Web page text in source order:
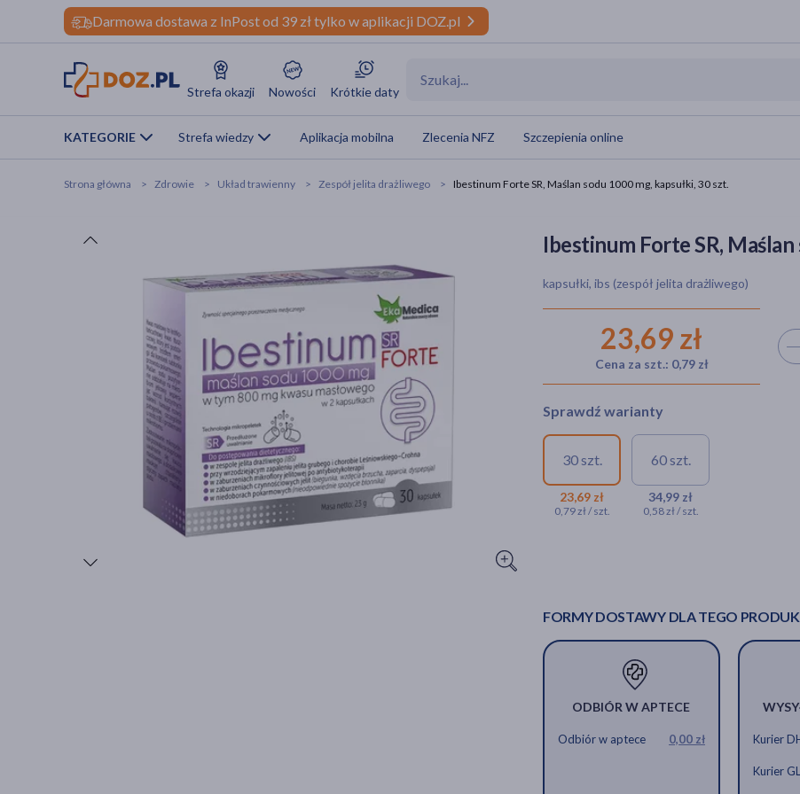
Darmowa dostawa z InPost od 39 zł tylko w aplikacji DOZ.pl
Strefa okazji Nowości Krótkie daty
KATEGORIE Strefa wiedzy Aplikacja mobilna Zlecenia NFZ Szczepienia online
Strona główna Zdrowie Układ trawienny Zespół jelita drażliwego Ibestinum Forte SR, Maślan sodu 1000 mg, kapsułki, 30 szt.
Ibestinum Forte SR,
kapsułki, ibs (zespół jelita drażliwego)
23,69 zł
Cena za szt.: 0,79 zł
Sprawdź warianty
30 szt.
23,69 zł
0,79 zł / szt.
60 szt.
34,99 zł
0,58 zł / szt.
FORMY DOSTAWY DLA TEGO
ODBIÓR W APTECE
Odbiór w aptece 0,00 zł Kurier
Kurier